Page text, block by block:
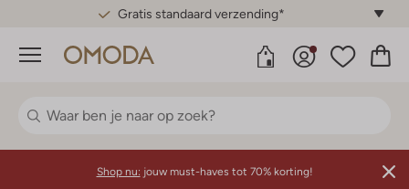
Gratis standaard verzending*
Menu
Shop nu: jouw must-haves tot 70% korting!